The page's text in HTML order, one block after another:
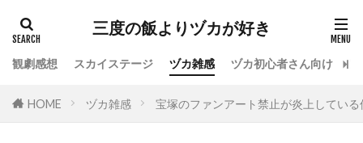
三度の飯よりヅカが好き
観劇感想 スカイステージ ヅカ雑感 ヅカ初心者さん向け
HOME ヅカ雑感 宝塚のファンアート禁止が炎上してい
専科 花組 月組 雪組
星組